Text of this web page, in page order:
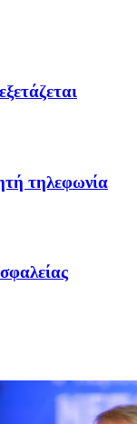
τηλεφωνία